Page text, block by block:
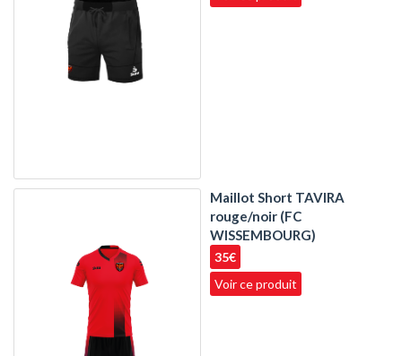
Maillot Short TAVIRA
rouge/noir (FC
WISSEMBOURG)
35€
Voir ce produit